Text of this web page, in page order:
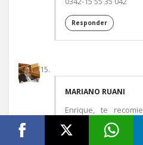
Responder
MARIANO RUANI
Enrique, te
donde te podrán
contactate